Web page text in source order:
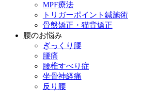
MPF療法
トリガーポイント鍼施術
骨盤矯正・猫背矯正
腰のお悩み
ぎっくり腰
腰痛
腰椎すべり症
坐骨神経痛
反り腰